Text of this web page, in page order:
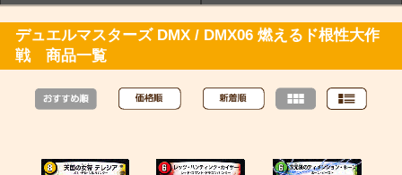
デュエルマスターズ DMX / DMX06 燃えるド根性大作
戦 商品一覧